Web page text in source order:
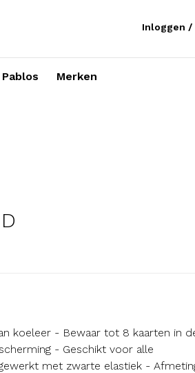
Merken
Inloggen /
koeleer - Bewaar tot 8 kaarten in
- Geschikt voor alle
met zwarte elastiek -